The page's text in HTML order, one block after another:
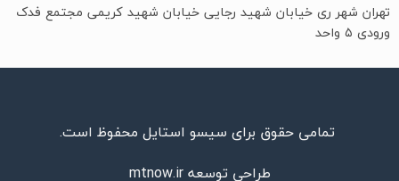
تهران شهر ری خیابان شهید رجایی خیابان شهید کریمی مجتمع فدک
ورودی ۵ واحد
تمامی حقوق برای سیسو استایل محفوظ است.
طراحی توسعهmtnow.ir